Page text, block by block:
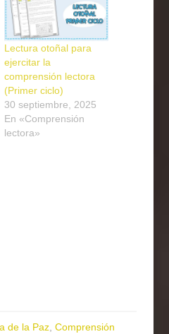
Lectura otoñal para
ejercitar la
comprensión lectora
(Primer ciclo)
30 septiembre, 2025
En «Comprensión
lectora»
de la Paz,Comprensión